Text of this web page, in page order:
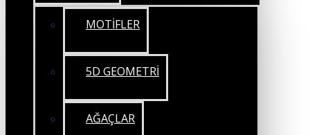
MOTİFLER
5D GEOMETRİ
AĞAÇLAR